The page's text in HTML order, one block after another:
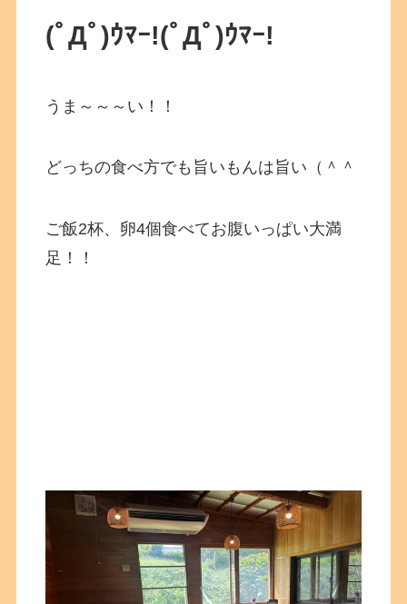
(ﾟДﾟ)ｳﾏｰ!(ﾟДﾟ)ｳﾏｰ!
うま～～～い！！
どっちの食べ方でも旨いもんは旨い（＾＾
ご飯2杯、卵4個食べてお腹いっぱい大満
足！！